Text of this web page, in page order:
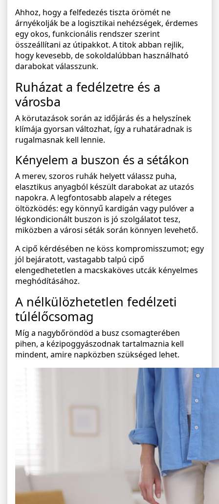
Ahhoz, hogy a felfedezés tiszta örömét ne
árnyékolják be a logisztikai nehézségek, érdemes
egy okos, funkcionális rendszer szerint
összeállítani az útipakkot. A titok abban rejlik,
hogy kevesebb, de sokoldalúbban használható
darabokat válasszunk.
Ruházat a fedélzetre és a
városba
A körutazások során az időjárás és a helyszínek
klímája gyorsan változhat, így a ruhatáradnak is
rugalmasnak kell lennie.
Kényelem a buszon és a sétákon
A merev, szoros ruhák helyett válassz puha,
elasztikus anyagból készült darabokat az utazós
napokra. A legfontosabb alapelv a réteges
öltözködés: egy könnyű kardigán vagy pulóver a
légkondicionált buszon is jó szolgálatot tesz,
miközben a városi séták során könnyen levehető.
A cipő kérdésében ne köss kompromisszumot; egy
jól bejáratott, vastagabb talpú cipő
elengedhetetlen a macskaköves utcák kényelmes
meghódításához.
A nélkülözhetetlen fedélzeti
túlélőcsomag
Míg a nagybőröndöd a busz csomagterében
pihen, a kézipoggyászodnak tartalmaznia kell
mindent, amire napközben szükséged lehet.